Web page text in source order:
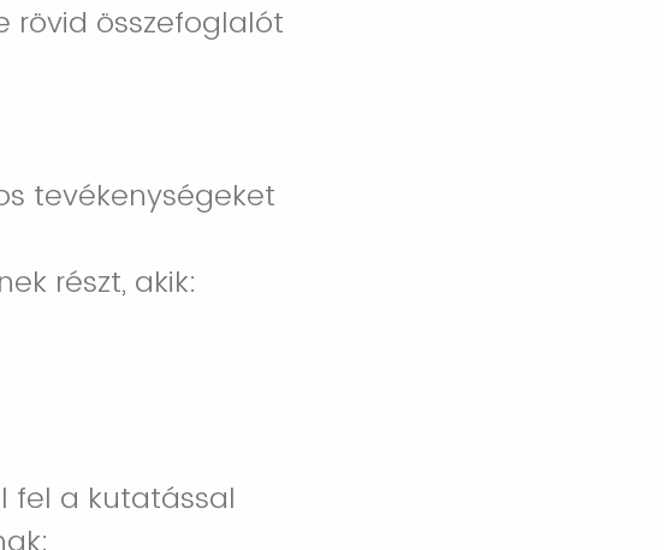
rövid összefoglalót
tevékenységeket
részt, akik:
fel a kutatással